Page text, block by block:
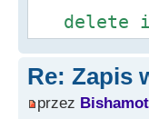
delete
Re: Zapis
przez